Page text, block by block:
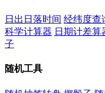
日出日落时间 经纬度查
科学计算器 日期计差算
子
随机工具